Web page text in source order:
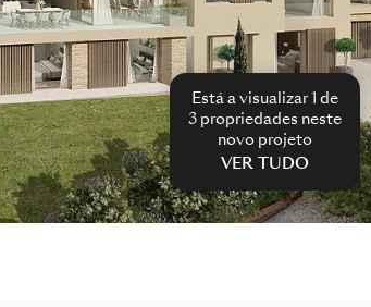
Está a visualizar 1 de
3 propriedades neste
novo projeto
VER TUDO